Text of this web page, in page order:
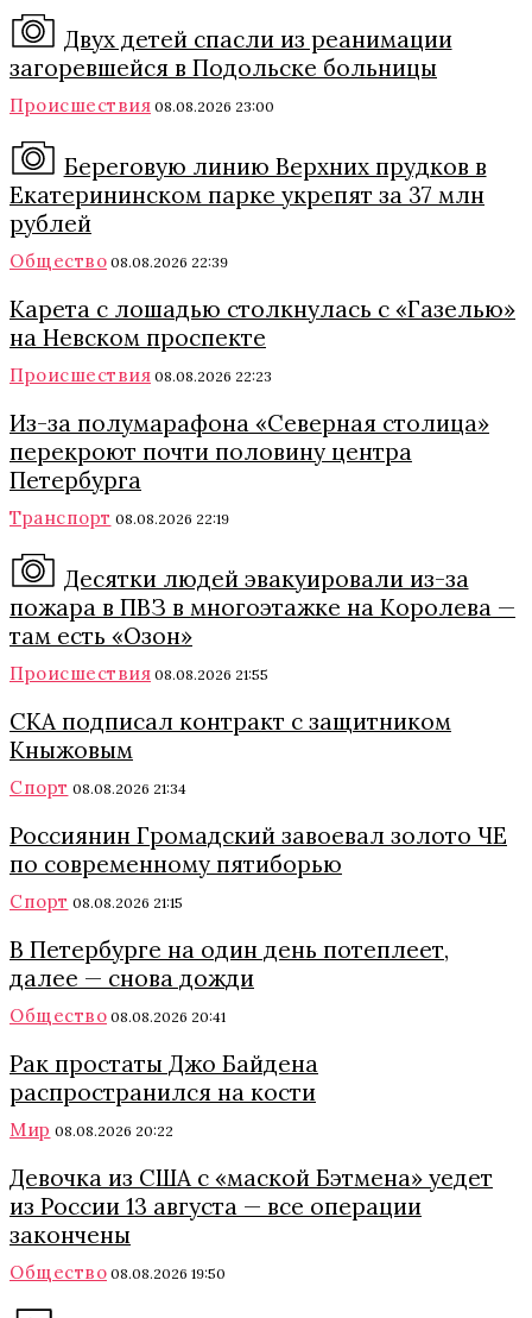
Двух детей спасли из реанимации
загоревшейся в Подольске больницы
Происшествия 08.08.2026 23:00
Береговую линию Верхних прудков в
Екатерининском парке укрепят за 37 млн
рублей
Общество 08.08.2026 22:39
Карета с лошадью столкнулась с «Газелью»
на Невском проспекте
Происшествия 08.08.2026 22:23
Из-за полумарафона «Северная столица»
перекроют почти половину центра
Петербурга
Транспорт 08.08.2026 22:19
Десятки людей эвакуировали из-за
пожара в ПВЗ в многоэтажке на Королева —
там есть «Озон»
Происшествия 08.08.2026 21:55
СКА подписал контракт с защитником
Кныжовым
Спорт 08.08.2026 21:34
Россиянин Громадский завоевал золото ЧЕ
по современному пятиборью
Спорт 08.08.2026 21:15
В Петербурге на один день потеплеет,
далее — снова дожди
Общество 08.08.2026 20:41
Рак простаты Джо Байдена
распространился на кости
Мир 08.08.2026 20:22
Девочка из США с «маской Бэтмена» уедет
из России 13 августа — все операции
закончены
Общество 08.08.2026 19:50